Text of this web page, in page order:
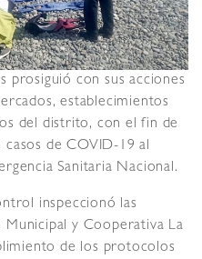
prosiguió con sus acciones
establecimientos
del distrito, con el fin de
de COVID-19 al
Sanitaria Nacional.
inspeccionó las
Municipal y Cooperativa La
de los protocolos